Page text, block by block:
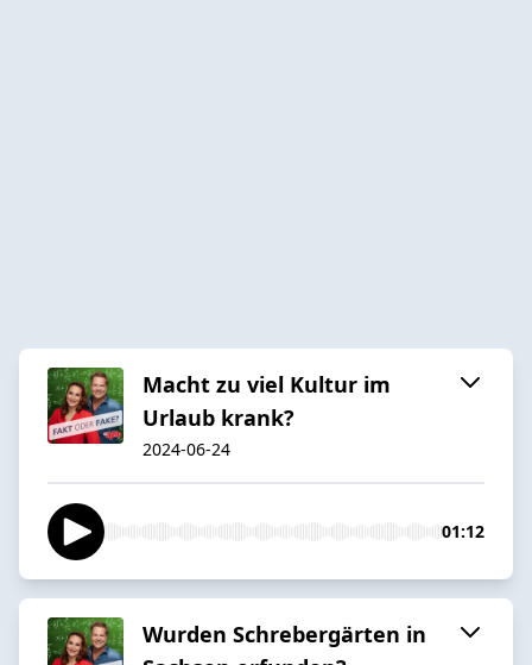
Macht zu viel Kultur im
Urlaub krank?
2024-06-24
01:12
Wurden Schrebergärten in